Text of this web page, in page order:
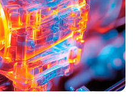
de temperatura
de calor al agua que se
conseguirahorros en
un 70 % y hasta
comparación con